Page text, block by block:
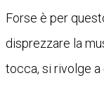
Forse è per
disprezzare la
tocca, si rivolge